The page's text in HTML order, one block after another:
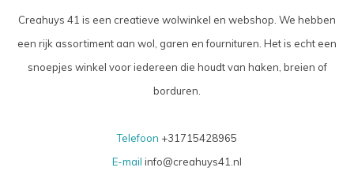
Creahuys 41 is een creatieve wolwinkel en webshop. We hebben
een rijk assortiment aan wol, garen en fournituren. Het is echt een
snoepjes winkel voor iedereen die houdt van haken, breien of
borduren.
Telefoon +31715428965
E-mail info@creahuys41.nl